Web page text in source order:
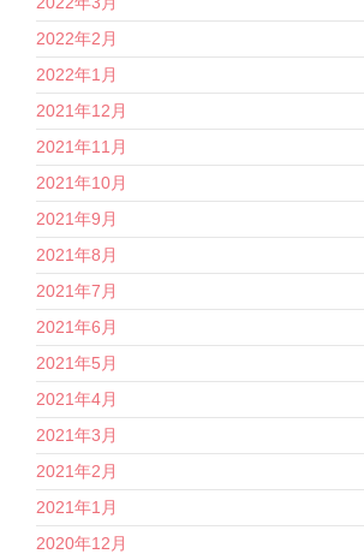
2022年2月
2022年1月
2021年12月
2021年11月
2021年10月
2021年9月
2021年8月
2021年7月
2021年6月
2021年5月
2021年4月
2021年3月
2021年2月
2021年1月
2020年12月